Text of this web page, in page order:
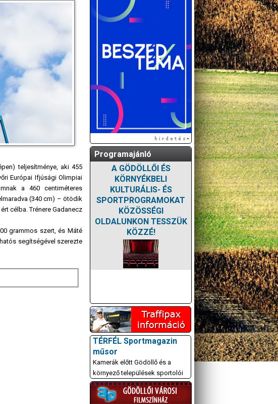
teljesítménye, aki 455
Európai Ifjúsági Olimpiai
a 460 centiméteres
(340 cm) – ötödik
célba. Trénere Gadanecz
grammos szert, és Máté
segítségével szerezte
Programajánló
A GÖDÖLLŐI ÉS
KÖRNYÉKBELI
KULTURÁLIS- ÉS
SPORTPROGRAMOKAT
KÖZÖSSÉGI
OLDALUNKON TESSZÜK
KÖZZÉ!
TÉRFÉL Sportmagazin
műsor
Kamerák előtt Gödöllő és a
környező települések sportolói